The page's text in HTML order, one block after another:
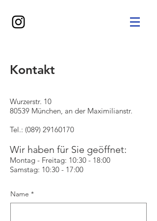
Kontakt
Wurzerstr. 10
80539 München, an der Maximilianstr.
Tel.: (089) 29160170
Wir haben für Sie geöffnet:
Montag - Freitag: 10:30 - 18:00
Samstag: 10:30 - 17:00
Name *